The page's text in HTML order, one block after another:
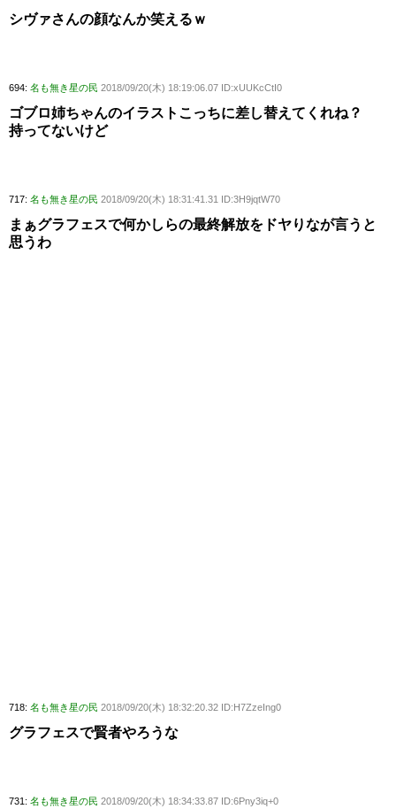
シヴァさんの顔なんか笑えるｗ
694: 名も無き星の民 2018/09/20(木) 18:19:06.07 ID:xUUKcCtI0
ゴブロ姉ちゃんのイラストこっちに差し替えてくれね？
持ってないけど
717: 名も無き星の民 2018/09/20(木) 18:31:41.31 ID:3H9jqtW70
まぁグラフェスで何かしらの最終解放をドヤりなが言うと
思うわ
718: 名も無き星の民 2018/09/20(木) 18:32:20.32 ID:H7ZzeIng0
グラフェスで賢者やろうな
731: 名も無き星の民 2018/09/20(木) 18:34:33.87 ID:6Pny3iq+0